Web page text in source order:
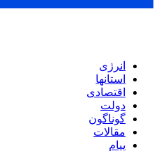
انرژی
استانها
اقتصادی
دولت
گوناگون
مقالات
پیام